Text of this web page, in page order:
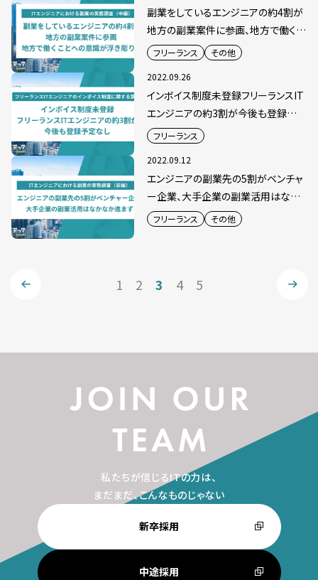
副業をしているエンジニアの約4割が
地方の副業案件に参画、地方で働くこ
とへの意識が浮き彫りに
フリーランス
その他
2022.09.26
インボイス制度未登録フリーランスIT
エンジニアの約3割が今後も登録予
定なし
フリーランス
2022.09.12
エンジニアの副業先の5割がベンチャ
ー企業、大手企業の副業活用はなか
なか進まず
フリーランス その他
1 2 3 4 5
私たちが信じるITの力は、
まだまだ、こんなものじゃない
新卒採用
中途採用